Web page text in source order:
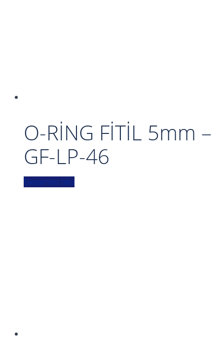
O-RİNG FİTİL 5mm –
GF-LP-46
Devamını oku